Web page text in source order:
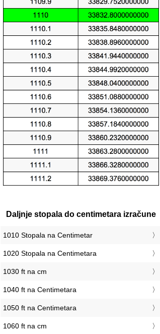
Daljnje stopala do centimetara izračune
1010 Stopala na Centimetar
1020 Stopala na Centimetara
1030 ft na cm
1040 ft na Centimetara
1050 ft na Centimetara
1060 ft na cm